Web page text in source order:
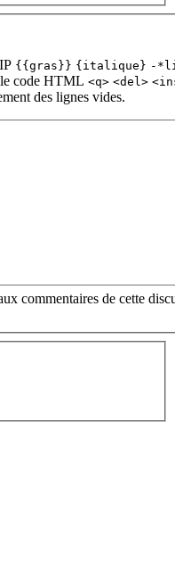
{{gras}} {italique} -
code HTML <q> <del>
des lignes vides.
commentaires de cette